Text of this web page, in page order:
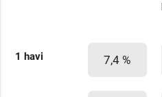
1 havi 7,4 %